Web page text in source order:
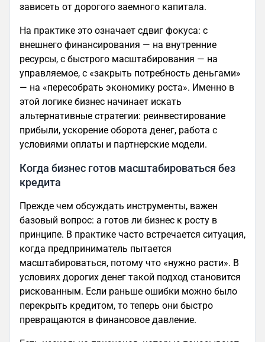
зависеть от дорогого заемного капитала.
На практике это означает сдвиг фокуса: с
внешнего финансирования — на внутренние
ресурсы, с быстрого масштабирования — на
управляемое, с «закрыть потребность деньгами»
— на «пересобрать экономику роста». Именно в
этой логике бизнес начинает искать
альтернативные стратегии: реинвестирование
прибыли, ускорение оборота денег, работа с
условиями оплаты и партнерские модели.
Когда бизнес готов масштабироваться без
кредита
Прежде чем обсуждать инструменты, важен
базовый вопрос: а готов ли бизнес к росту в
принципе. В практике часто встречается ситуация,
когда предприниматель пытается
масштабироваться, потому что «нужно расти». В
условиях дорогих денег такой подход становится
рискованным. Если раньше ошибки можно было
перекрыть кредитом, то теперь они быстро
превращаются в финансовое давление.